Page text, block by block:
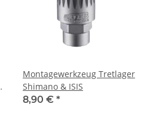
Montagewerkzeug Tretlager
Shimano & ISIS
8,90 € *